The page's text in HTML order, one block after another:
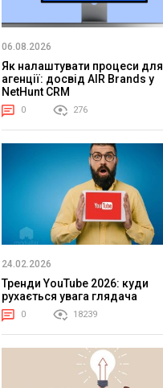
06.08.2026
Як налаштувати процеси для
агенції: досвід AIR Brands у
NetHunt CRM
0 276
24.02.2026
Тренди YouTube 2026: куди
рухається увага глядача
0 18239